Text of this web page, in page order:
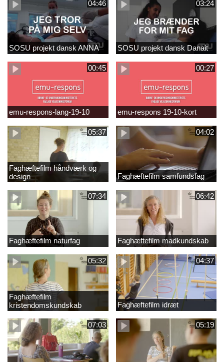
04:46
SOSU projekt dansk ANNA
03:24
SOSU projekt dansk Danait
00:45
emu-respons-lang-19-10
00:27
emu-respons 19-10-kort
05:37
Faghæftefilm håndværk og
design
04:02
Faghæftefilm samfundsfag
07:34
Faghæftefilm naturfag
06:42
Faghæftefilm madkundskab
05:32
Faghæftefilm
kristendomskundskab
04:37
Faghæftefilm idræt
07:03 05:19